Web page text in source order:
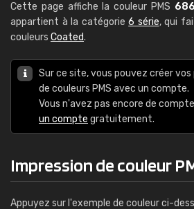
Cette page affiche la couleur PMS
appartient à la catégorie6 série, qui
couleurs Coated.
Sur ce site, vous pouvez créer
de couleurs PMS avec un compte.
Vous n'avez pas encore de
un compte gratuitement.
Impression de couleur
Appuyez sur l'exemple de couleur ci-